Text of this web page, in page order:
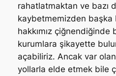
rahatlatmaktan ve bazı
kaybetmemizden başka
hakkımız
kurumlara şikayette
açabiliriz. Ancak var olan
yollarla elde etmek bile